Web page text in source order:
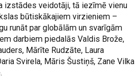
izstādes veidotāji, tā iezīmē vienu
būtiskākajiem virzieniem –
runāt par globālām un svarīgām
darbiem piedalās Valdis Brože,
Mārīte Rudzāte, Laura
Svirela, Māris Šustiņš, Zane Vilka